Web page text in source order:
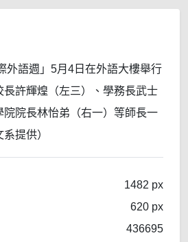
外語週」5月4日在外語大樓舉行
長許輝煌（左三）、學務長武士
院院長林怡弟（右一）等師長一
提供）
1482 px
620 px
436695